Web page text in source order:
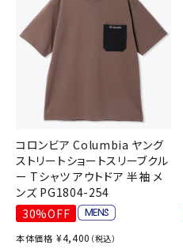
コロンビア Columbia ヤング
ストリートショートスリーブクル
ー Tシャツ アウトドア 半袖 メ
ンズ PG1804-254
30%OFF
本体価格 ¥4,400 （税込）